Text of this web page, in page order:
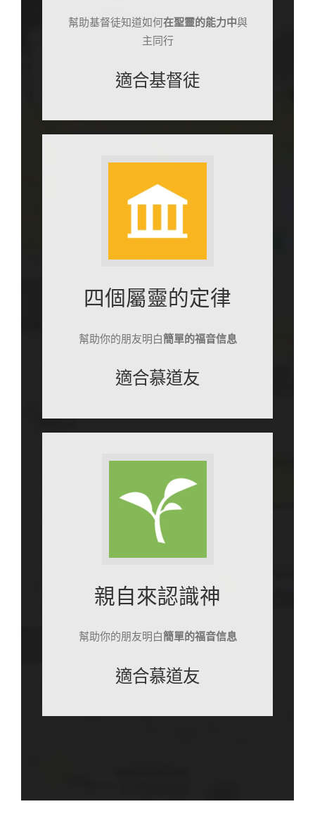
幫助基督徒知道如何在聖靈的能力中與
主同行
適合基督徒
四個屬靈的定律
幫助你的朋友明白簡單的福音信息
適合慕道友
親自來認識神
幫助你的朋友明白簡單的福音信息
適合慕道友